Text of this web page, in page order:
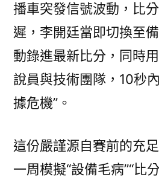
播車突發信號波動，比
遲，李開廷當即切換至
動錄進最新比分，同時
說員與技術團隊，10秒
據危機”。
這份嚴謹源自賽前的充
一周模擬“設備毛病”“比